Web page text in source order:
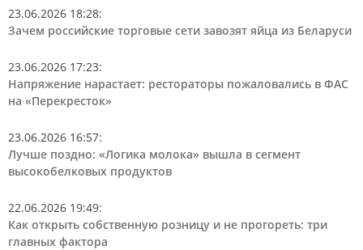
23.06.2026 18:28:
Зачем российские торговые сети завозят яйца из Беларуси
23.06.2026 17:23:
Напряжение нарастает: рестораторы пожаловались в ФАС
на «Перекресток»
23.06.2026 16:57:
Лучше поздно: «Логика молока» вышла в сегмент
высокобелковых продуктов
22.06.2026 19:49:
Как открыть собственную розницу и не прогореть: три
главных фактора